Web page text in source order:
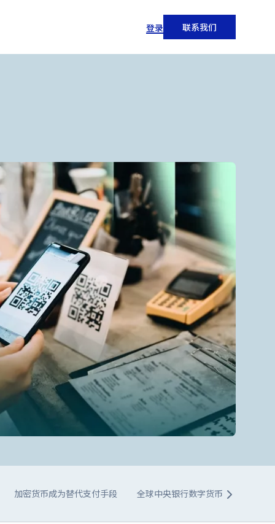
登录 联系我们
加密货币成为替代支付手段 全球中央银行数字货币的发展